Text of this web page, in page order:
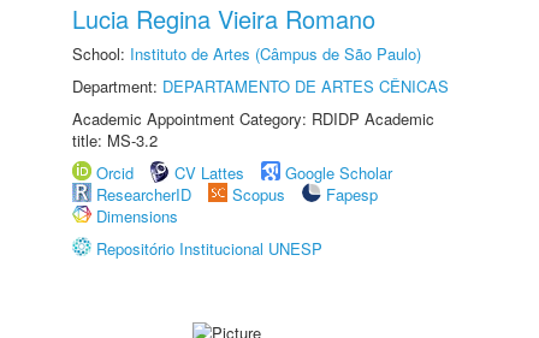
Lucia Regina Vieira Romano
School: Instituto de Artes (Câmpus de São Paulo)
Department: DEPARTAMENTO DE ARTES CÊNICAS
Academic Appointment Category: RDIDP Academic
title: MS-3.2
Orcid
CV Lattes
Google Scholar
ResearcherID
Scopus
Fapesp
Dimensions
Repositório Institucional UNESP